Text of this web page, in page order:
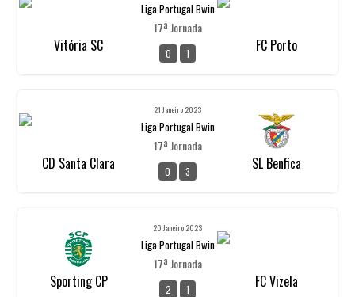
Vitória SC
Liga Portugal Bwin
17ª Jornada
0 1 FC Porto
CD Santa Clara
21 Janeiro 2023
Liga Portugal Bwin
17ª Jornada
0 3 SL Benfica
Sporting CP
20 Janeiro 2023
Liga Portugal Bwin
17ª Jornada
2 1 FC Vizela